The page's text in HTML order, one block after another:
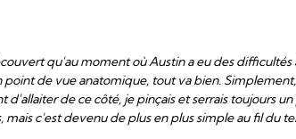
qu'au moment où Austin a eu des
point de vue anatomique, tout va bien. Simplement,
d'allaiter de ce côté, je pinçais et serrais toujours
c'est devenu de plus en plus simple au fil du